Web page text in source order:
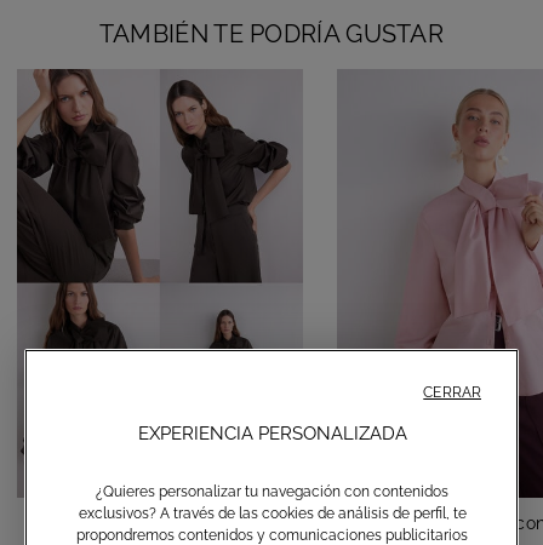
TAMBIÉN TE PODRÍA GUSTAR
Camisa de algodón con lazo Camisa de algodón
EXPERIENCIA PERSONALIZADA
¿Quieres personalizar tu navegación con contenidos
exclusivos? A través de las cookies de análisis de perfil, te
propondremos contenidos y comunicaciones publicitarios
CERRAR